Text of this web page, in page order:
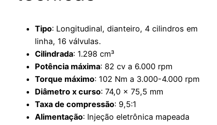
Tipo: Longitudinal, dianteiro, 4 cilindros em
linha, 16 válvulas.
Cilindrada: 1.298 cm³
Potência máxima: 82 cv a 6.000 rpm
Torque máximo: 102 Nm a 3.000-4.000 rpm
Diâmetro x curso: 74,0 x 75,5 mm
Taxa de compressão: 9,5:1
Alimentação: Injeção eletrônica mapeada